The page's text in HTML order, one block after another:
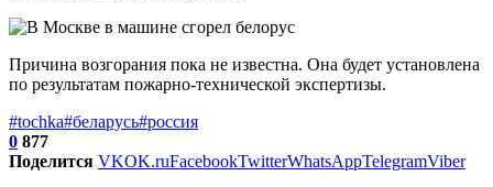
Причина возгорания пока не известна. Она будет установлена
по результатам пожарно-технической экспертизы.
#tochka#беларусь#россия
0 877
Поделится VKOK.ruFacebookTwitterWhatsAppTelegramViber